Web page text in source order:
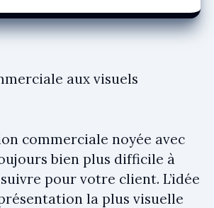
aux visuels
commerciale noyée avec
bien plus difficile à
pour votre client. L’idée
la plus visuelle